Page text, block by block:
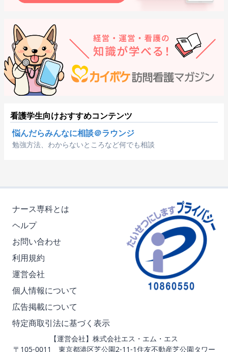
看護学生向けおすすめコンテンツ
悩んだらみんなに相談＠ラウンジ
勉強方法、わからないところなど何でも相談
ナース専科とは
ヘルプ
お問い合わせ
利用規約
運営会社
個人情報について
広告掲載について
特定商取引法に基づく表示
【運営会社】株式会社エス・エム・エス
〒105-0011 東京都港区芝公園2-11-1住友不動産芝公園タワー